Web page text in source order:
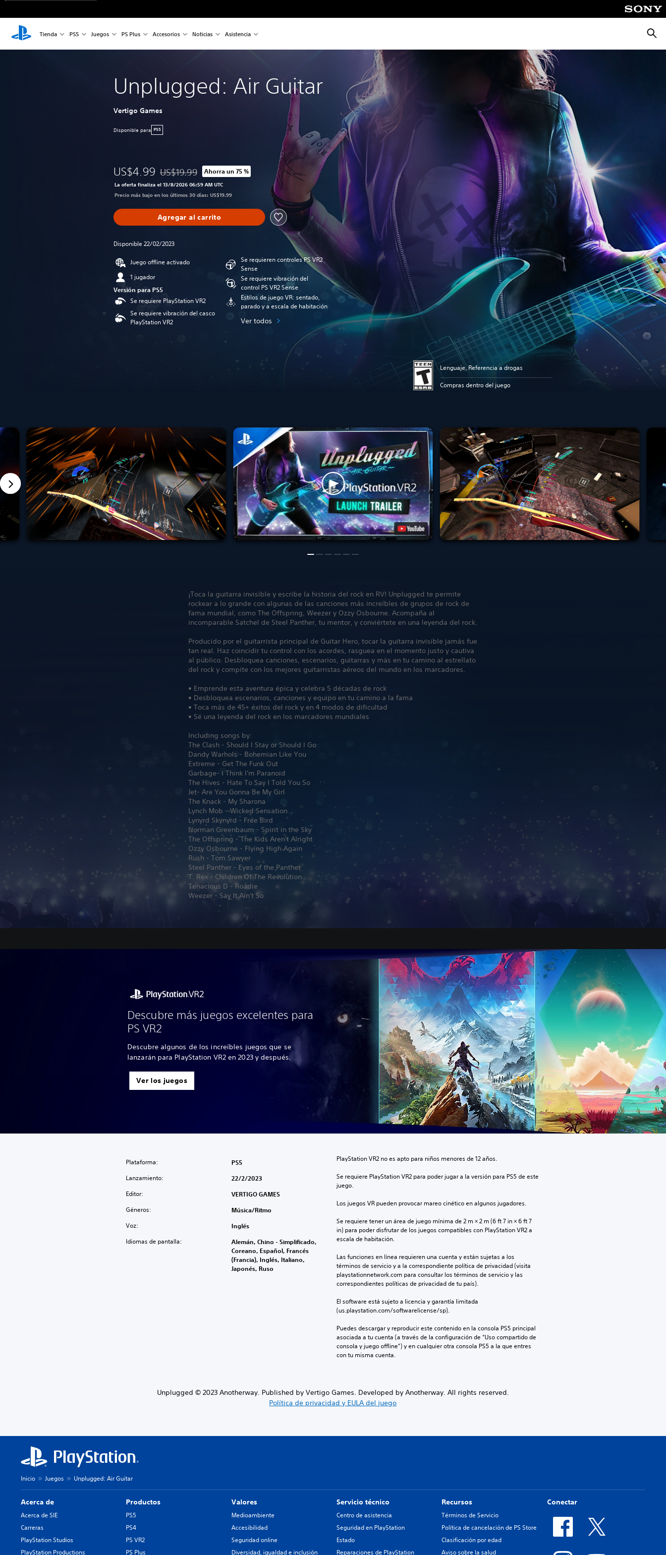
Tienda PS5 Juegos PS Plus Accesorios Noticias Asistencia
Unplugged: Air Guitar
Vertigo Games
Disponible para PS5
US$4.99 Rebajado del precio original de US$19.99
US$19.99 Ahorra un 75 %
La oferta finaliza el 13/8/2026 06:59 AM UTC
Precio más bajo en los últimos 30 días: US$19.99
Agregar al carrito
Disponible 22/02/2023
Juego offline activado
1 jugador
Versión para PS5
Se requiere PlayStation VR2
Se requiere vibración del casco
PlayStation VR2
Se requieren controles PS VR2
Sense
Se requiere vibración del
control PS VR2 Sense
Estilos de juego VR: sentado,
parado y a escala de habitación
Ver todos
Lenguaje, Referencia a drogas
Compras dentro del juego
¡Toca la guitarra invisible y escribe la historia del rock en RV! Unplugged te permite
rockear a lo grande con algunas de las canciones más increíbles de grupos de rock de
fama mundial, como The Offspring, Weezer y Ozzy Osbourne. Acompaña al
incomparable Satchel de Steel Panther, tu mentor, y conviértete en una leyenda del rock.
Producido por el guitarrista principal de Guitar Hero, tocar la guitarra invisible jamás fue
tan real. Haz coincidir tu control con los acordes, rasguea en el momento justo y cautiva
al público. Desbloquea canciones, escenarios, guitarras y más en tu camino al estrellato
del rock y compite con los mejores guitarristas aéreos del mundo en los marcadores.
• Emprende esta aventura épica y celebra 5 décadas de rock
• Desbloquea escenarios, canciones y equipo en tu camino a la fama
• Toca más de 45+ éxitos del rock y en 4 modos de dificultad
• Sé una leyenda del rock en los marcadores mundiales
Including songs by:
The Clash - Should I Stay or Should I Go
Dandy Warhols - Bohemian Like You
Extreme - Get The Funk Out
Garbage- I Think I'm Paranoid
The Hives - Hate To Say I Told You So
Jet- Are You Gonna Be My Girl
The Knack - My Sharona
Lynch Mob - Wicked Sensation
Lynyrd Skynyrd - Free Bird
Norman Greenbaum - Spirit in the Sky
The Offspring - The Kids Aren't Alright
Ozzy Osbourne - Flying High Again
Rush - Tom Sawyer
Steel Panther - Eyes of the Panther
T. Rex - Children Of The Revolution
Tenacious D - Roadie
Weezer - Say It Ain't So
Descubre más juegos excelentes para
PS VR2
Descubre algunos de los increíbles juegos que se
lanzarán para PlayStation VR2 en 2023 y después.
Ver los juegos
Plataforma: PS5
Lanzamiento: 22/2/2023
Editor: VERTIGO GAMES
Géneros: Música/Ritmo
Voz: Inglés
Idiomas de pantalla:
Alemán, Chino - Simplificado,
Coreano, Español, Francés
(Francia), Inglés, Italiano,
Japonés, Ruso
PlayStation VR2 no es apto para niños menores de 12 años.
Se requiere PlayStation VR2 para poder jugar a la versión para PS5 de este
juego.
Los juegos VR pueden provocar mareo cinético en algunos jugadores.
Se requiere tener un área de juego mínima de 2 m × 2 m (6 ft 7 in × 6 ft 7
in) para poder disfrutar de los juegos compatibles con PlayStation VR2 a
escala de habitación.
Las funciones en línea requieren una cuenta y están sujetas a los
términos de servicio y a la correspondiente política de privacidad (visita
playstationnetwork.com para consultar los términos de servicio y las
correspondientes políticas de privacidad de tu país).
El software está sujeto a licencia y garantía limitada
(us.playstation.com/softwarelicense/sp).
Puedes descargar y reproducir este contenido en la consola PS5 principal
asociada a tu cuenta (a través de la configuración de “Uso compartido de
consola y juego offline”) y en cualquier otra consola PS5 a la que entres
con tu misma cuenta.
Unplugged © 2023 Anotherway. Published by Vertigo Games. Developed by Anotherway. All rights reserved.
Política de privacidad y EULA del juego
Inicio Juegos Unplugged: Air Guitar
Acerca de
Acerca de SIE
Carreras
PlayStation Studios
PlayStation Productions
Productos
PS5
PS4
PS VR2
PS Plus
Valores
Medioambiente
Accesibilidad
Seguridad online
Diversidad, igualdad e inclusión
Servicio técnico
Centro de asistencia
Seguridad en PlayStation
Estado
Reparaciones de PlayStation
Recursos
Términos de Servicio
Política de cancelación de PS Store
Clasificación por edad
Aviso sobre la salud
Conectar